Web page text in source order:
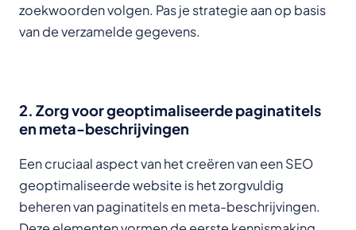
zoekwoorden volgen. Pas je strategie aan op basis
van de verzamelde gegevens.
2. Zorg voor geoptimaliseerde paginatitels
en meta-beschrijvingen
Een cruciaal aspect van het creëren van een SEO
geoptimaliseerde website is het zorgvuldig
beheren van paginatitels en meta-beschrijvingen.